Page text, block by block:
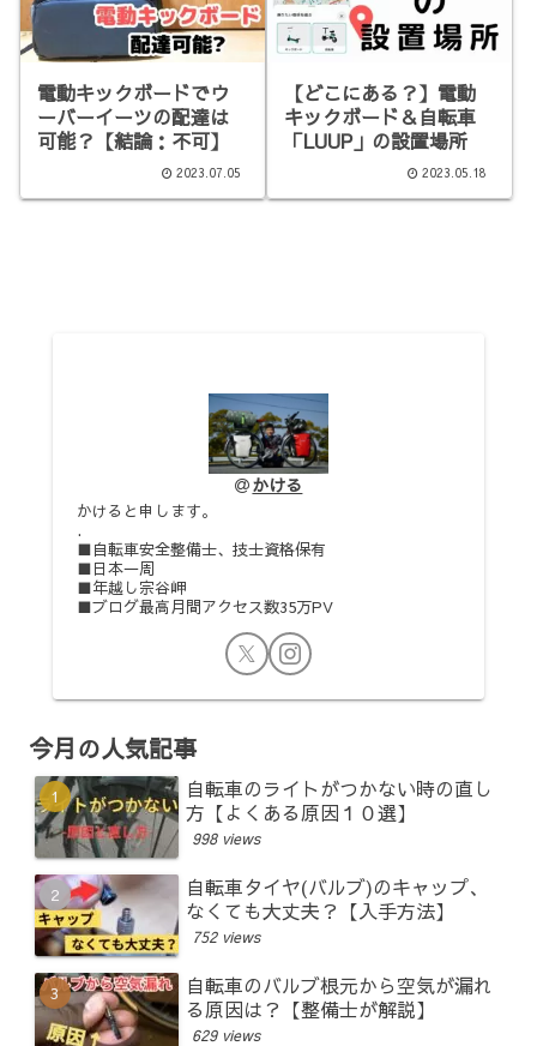
電動キックボードでウ
ーバーイーツの配達は
可能？【結論：不可】
2023.07.05
【どこにある？】電動
キックボード＆自転車
「LUUP」の設置場所
2023.05.18
かける
かけると申します。
.
■自転車安全整備士、技士資格保有
■日本一周
■年越し宗谷岬
■ブログ最高月間アクセス数35万PV
今月の人気記事
自転車のライトがつかない時の直し
方【よくある原因１０選】
998 views
自転車タイヤ(バルブ)のキャップ、
なくても大丈夫？【入手方法】
752 views
自転車のバルブ根元から空気が漏れ
る原因は？【整備士が解説】
629 views